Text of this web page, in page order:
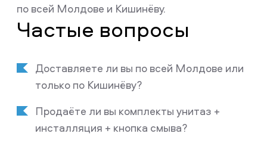
по всей Молдове и Кишинёву.
Частые вопросы
Доставляете ли вы по всей Молдове или
только по Кишинёву?
Продаёте ли вы комплекты унитаз +
инсталляция + кнопка смыва?